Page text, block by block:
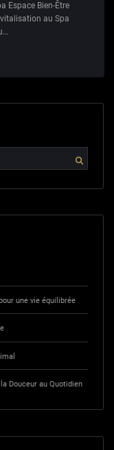
Espace Bien-Être
au Spa
une vie équilibrée
Douceur au Quotidien